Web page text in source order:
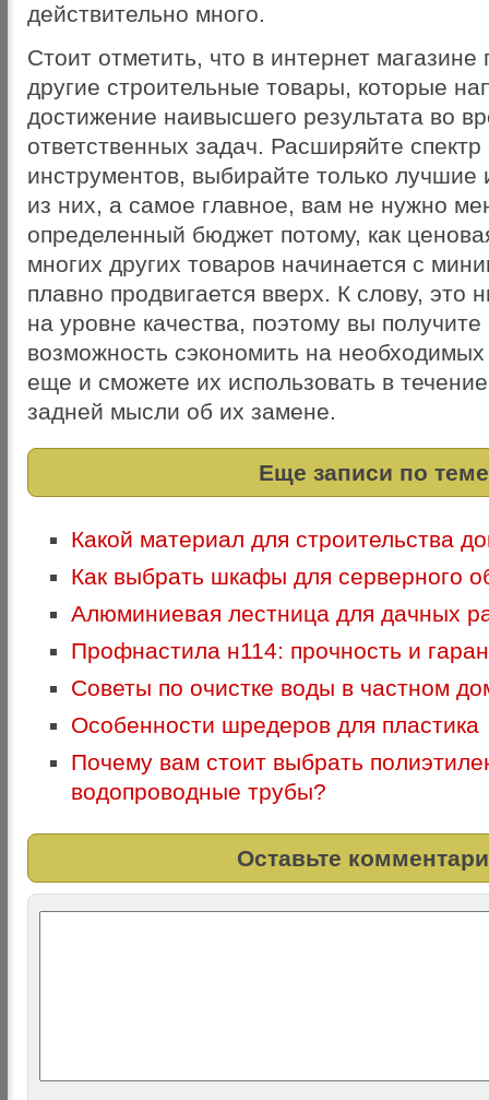
действительно много.
Стоит отметить, что в интернет магазине
другие строительные товары, которые
достижение наивысшего результата во
ответственных задач. Расширяйте
инструментов, выбирайте только
из них, а самое главное, вам не нужно
определенный бюджет потому, как
многих других товаров начинается с
плавно продвигается вверх. К слову, это
на уровне качества, поэтому вы получите
возможность сэкономить на
еще и сможете их использовать в
задней мысли об их замене.
Еще записи по теме
Какой материал для строительства
Как выбрать шкафы для серверного
Алюминиевая лестница для дачных
Профнастила н114: прочность и
Советы по очистке воды в частном
Особенности шредеров для пластика
Почему вам стоит выбрать
водопроводные трубы?
Оставьте